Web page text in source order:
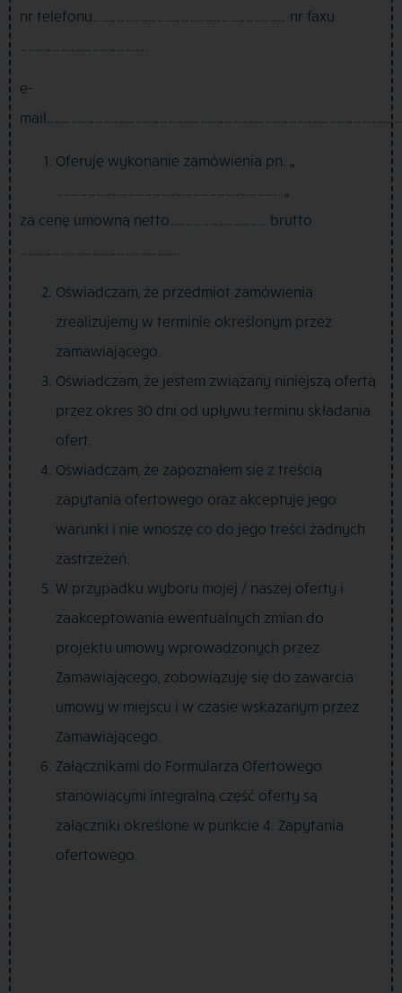
nr telefonu……………………………………………………………… nr faxu
e-
Oferuję wykonanie zamówienia pn. „
za cenę umowną netto……………………………… brutto
Oświadczam, że przedmiot zamówienia
zrealizujemy w terminie określonym przez
zamawiającego.
Oświadczam, że jestem związany niniejszą ofertą
przez okres 30 dni od upływu terminu składania
ofert.
Oświadczam, że zapoznałem się z treścią
zapytania ofertowego oraz akceptuję jego
warunki i nie wnoszę co do jego treści żadnych
zastrzeżeń.
W przypadku wyboru mojej / naszej oferty i
zaakceptowania ewentualnych zmian do
projektu umowy wprowadzonych przez
Zamawiającego, zobowiązuję się do zawarcia
umowy w miejscu i w czasie wskazanym przez
Zamawiającego.
Załącznikami do Formularza Ofertowego
stanowiącymi integralną część oferty są
załączniki określone w punkcie 4. Zapytania
ofertowego.